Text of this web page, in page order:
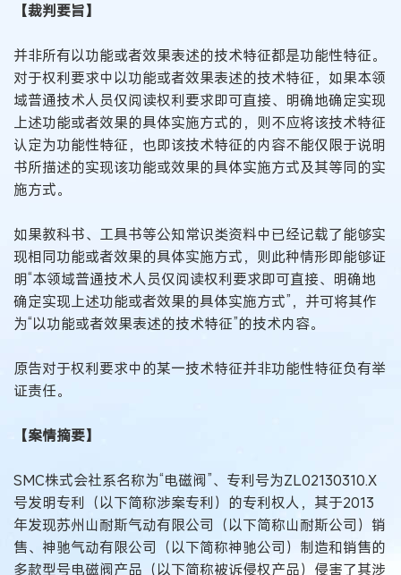
【裁判要旨】
并非所有以功能或者效果表述的技术特征都是功能性特征。
对于权利要求中以功能或者效果表述的技术特征，如果本领
域普通技术人员仅阅读权利要求即可直接、明确地确定实现
上述功能或者效果的具体实施方式的，则不应将该技术特征
认定为功能性特征，也即该技术特征的内容不能仅限于说明
书所描述的实现该功能或效果的具体实施方式及其等同的实
施方式。
如果教科书、工具书等公知常识类资料中已经记载了能够实
现相同功能或者效果的具体实施方式，则此种情形即能够证
明“本领域普通技术人员仅阅读权利要求即可直接、明确地
确定实现上述功能或者效果的具体实施方式”，并可将其作
为“以功能或者效果表述的技术特征”的技术内容。
原告对于权利要求中的某一技术特征并非功能性特征负有举
证责任。
【案情摘要】
SMC株式会社系名称为“电磁阀”、专利号为ZL02130310.X
号发明专利（以下简称涉案专利）的专利权人，其于2013
年发现苏州山耐斯气动有限公司（以下简称山耐斯公司）销
售、神驰气动有限公司（以下简称神驰公司）制造和销售的
多款型号电磁阀产品（以下简称被诉侵权产品）侵害了其涉